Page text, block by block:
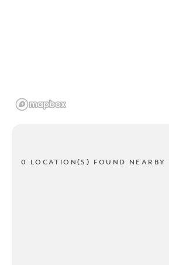
0 LOCATION(S) FOUND NEARBY